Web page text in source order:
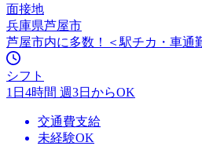
面接地
兵庫県芦屋市
芦屋市内に多数！＜駅チカ・車通
シフト
1日4時間 週3日からOK
交通費支給
未経験OK